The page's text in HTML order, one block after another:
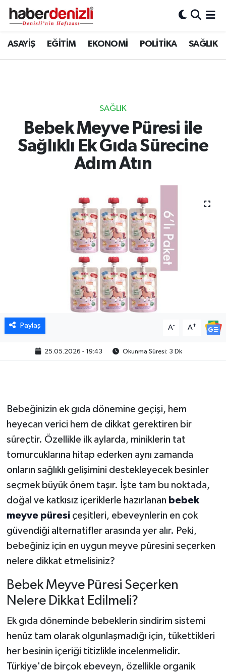
ASAYİŞ EĞİTİM EKONOMİ POLİTİKA SAĞLIK
SAĞLIK
Bebek Meyve Püresi ile
Sağlıklı Ek Gıda Sürecine
Adım Atın
Paylaş A- A+
25.05.2026 - 19:43 Okunma Süresi: 3 Dk
Bebeğinizin ek gıda dönemine geçişi, hem
heyecan verici hem de dikkat gerektiren bir
süreçtir. Özellikle ilk aylarda, miniklerin tat
tomurcuklarına hitap ederken aynı zamanda
onların sağlıklı gelişimini destekleyecek besinler
seçmek büyük önem taşır. İşte tam bu noktada,
doğal ve katkısız içeriklerle hazırlanan bebek
meyve püresiçeşitleri, ebeveynlerin en çok
güvendiği alternatifler arasında yer alır. Peki,
bebeğiniz için en uygun meyve püresini seçerken
nelere dikkat etmelisiniz?
Bebek Meyve Püresi Seçerken
Nelere Dikkat Edilmeli?
Ek gıda döneminde bebeklerin sindirim sistemi
henüz tam olarak olgunlaşmadığı için, tükettikleri
her besinin içeriği titizlikle incelenmelidir.
Türkiye'de birçok ebeveyn, özellikle organik
Denizli Nöbetçi Eczaneler
Tüm Manşetler
Son Dakika Haberleri